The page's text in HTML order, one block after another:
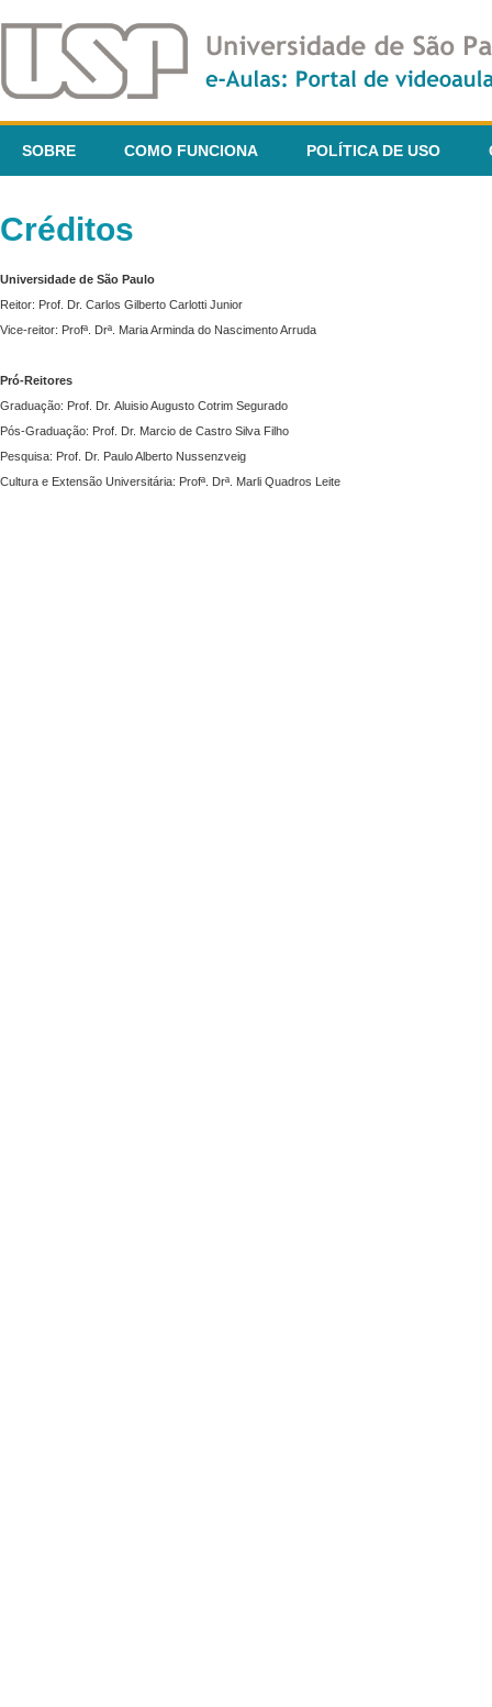
SOBRE COMO FUNCIONA POLÍTICA DE USO
Créditos
Universidade de São Paulo
Reitor: Prof. Dr. Carlos Gilberto Carlotti Junior
Vice-reitor: Profª. Drª. Maria Arminda do Nascimento Arruda
Pró-Reitores
Graduação: Prof. Dr. Aluisio Augusto Cotrim Segurado
Pós-Graduação: Prof. Dr. Marcio de Castro Silva Filho
Pesquisa: Prof. Dr. Paulo Alberto Nussenzveig
Cultura e Extensão Universitária: Profª. Drª. Marli Quadros Leite